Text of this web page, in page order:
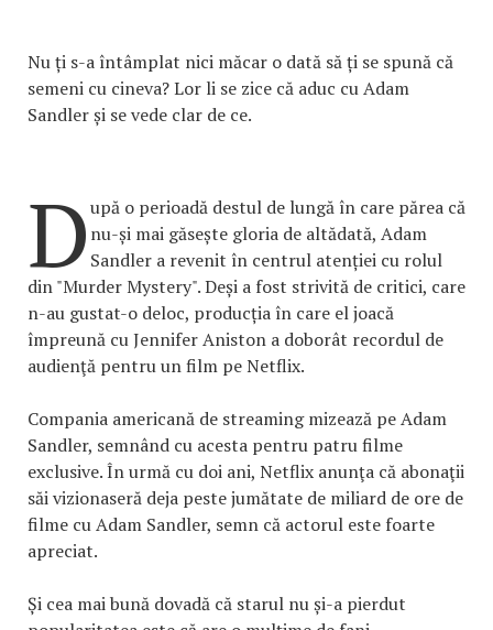
Nu ți s-a întâmplat nici măcar o dată să ți se spună că
semeni cu cineva? Lor li se zice că aduc cu Adam
Sandler și se vede clar de ce.
După o perioadă destul de lungă în care părea că
nu-și mai găsește gloria de altădată, Adam
Sandler a revenit în centrul atenției cu rolul
din "Murder Mystery". Deși a fost strivită de critici, care
n-au gustat-o deloc, producția în care el joacă
împreună cu Jennifer Aniston a doborât recordul de
audienţă pentru un film pe Netflix.
Compania americană de streaming mizează pe Adam
Sandler, semnând cu acesta pentru patru filme
exclusive. În urmă cu doi ani, Netflix anunţa că abonaţii
săi vizionaseră deja peste jumătate de miliard de ore de
filme cu Adam Sandler, semn că actorul este foarte
apreciat.
Și cea mai bună dovadă că starul nu și-a pierdut